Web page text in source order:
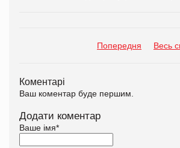
Попередня Весь
Коментарі
Ваш коментар буде першим.
Додати коментар
Ваше імя*